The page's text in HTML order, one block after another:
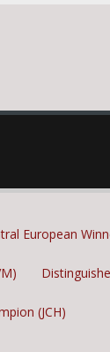
European
(JCH)